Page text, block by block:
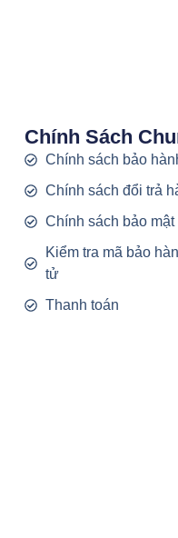
Chính Sách
Chính sách bảo
Chính sách đổi trả
Chính sách bảo mật
Kiểm tra mã bảo
tử
Thanh toán